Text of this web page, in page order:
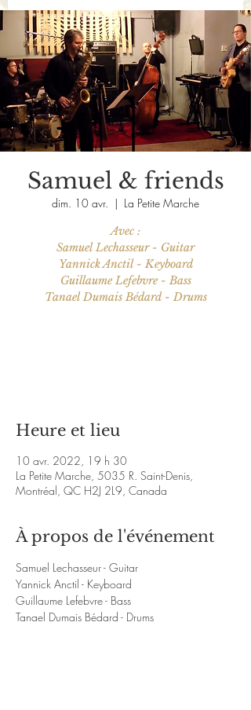
Samuel & friends
dim. 10 avr.
  |
La Petite Marche
Avec :
Samuel Lechasseur - Guitar
Yannick Anctil - Keyboard
Guillaume Lefebvre - Bass
Tanael Dumais Bédard - Drums
Heure et lieu
10 avr. 2022, 19 h 30
La Petite Marche, 5035 R. Saint-Denis,
Montréal, QC H2J 2L9, Canada
À propos de l'événement
Samuel Lechasseur - Guitar
Yannick Anctil - Keyboard
Guillaume Lefebvre - Bass
Tanael Dumais Bédard - Drums